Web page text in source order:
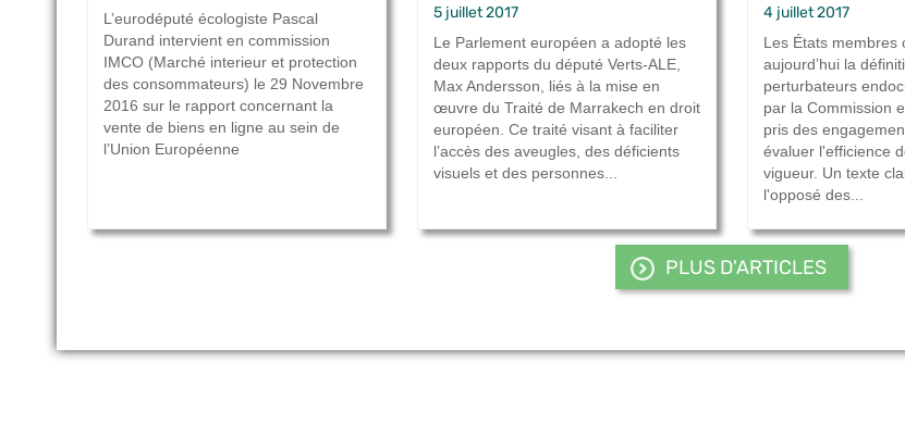
L’eurodéputé écologiste Pascal
Durand intervient en commission
IMCO (Marché interieur et protection
des consommateurs) le 29 Novembre
2016 sur le rapport concernant la
vente de biens en ligne au sein de
l’Union Européenne
5 juillet 2017
Le Parlement européen a adopté les
deux rapports du député Verts-ALE,
Max Andersson, liés à la mise en
œuvre du Traité de Marrakech en droit
européen. Ce traité visant à faciliter
l’accès des aveugles, des déficients
visuels et des personnes...
4 juillet 2017
Les États membres
aujourd’hui la
perturbateurs
par la Commission
pris des
évaluer l'efficience
vigueur. Un texte
l'opposé des...
PLUS D'ARTICLES